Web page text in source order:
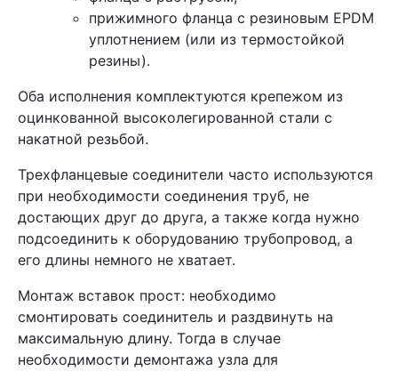
прижимного фланца с резиновым EPDM
уплотнением (или из термостойкой
резины).
Оба исполнения комплектуются крепежом из
оцинкованной высоколегированной стали с
накатной резьбой.
Трехфланцевые соединители часто используются
при необходимости соединения труб, не
достающих друг до друга, а также когда нужно
подсоединить к оборудованию трубопровод, а
его длины немного не хватает.
Монтаж вставок прост: необходимо
смонтировать соединитель и раздвинуть на
максимальную длину. Тогда в случае
необходимости демонтажа узла для